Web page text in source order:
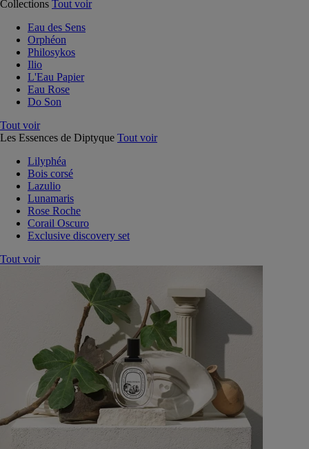
Collections Tout voir
Eau des Sens
Orphéon
Philosykos
Ilio
L'Eau Papier
Eau Rose
Do Son
Tout voir
Les Essences de Diptyque Tout voir
Lilyphéa
Bois corsé
Lazulio
Lunamaris
Rose Roche
Corail Oscuro
Exclusive discovery set
Tout voir